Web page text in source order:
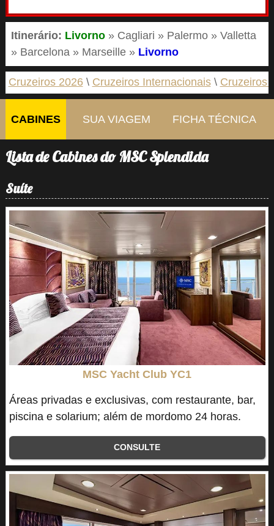
Itinerário: Livorno » Cagliari » Palermo » Valletta
» Barcelona » Marseille » Livorno
Cruzeiros 2026 Cruzeiros Internacionais Cruzeiros
CABINES SUA VIAGEM FICHA TÉCNICA
Lista de Cabines do MSC Splendida
Suíte
MSC Yacht Club YC1
Áreas privadas e exclusivas, com restaurante, bar,
piscina e solarium; além de mordomo 24 horas.
CONSULTE